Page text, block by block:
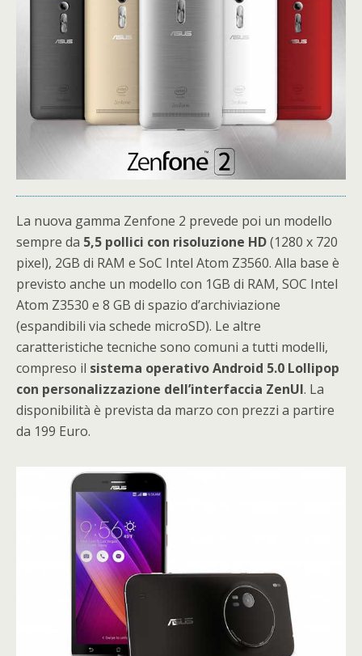
La nuova gamma Zenfone 2 prevede poi un modello
sempre da 5,5 pollici con risoluzione HD(1280 x 720
pixel), 2GB di RAM e SoC Intel Atom Z3560. Alla base è
previsto anche un modello con 1GB di RAM, SOC Intel
Atom Z3530 e 8 GB di spazio d’archiviazione
(espandibili via schede microSD). Le altre
caratteristiche tecniche sono comuni a tutti modelli,
compreso il sistema operativo Android 5.0 Lollipop
con personalizzazione dell’interfaccia ZenUI. La
disponibilità è prevista da marzo con prezzi a partire
da 199 Euro.